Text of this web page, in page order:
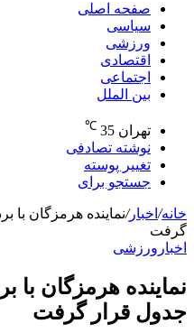
صفحه اصلی
سیاسی
ورزشی
اقتصادی
اجتماعی
بین الملل
تهران 35
℃
نوشته تصادفی
تغییر پوسته
جستجو برای
خانه/ اخبار/نماینده هرمزگان با
گرفت
اخبار ورزشی
نماینده هرمزگان با
جدول قرار گرفت